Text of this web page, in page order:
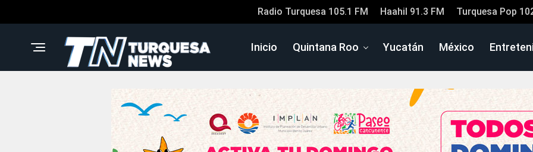
Radio Turquesa 105.1 FM Haahil 91.3 FM Turquesa Pop
Inicio Quintana Roo Yucatán México